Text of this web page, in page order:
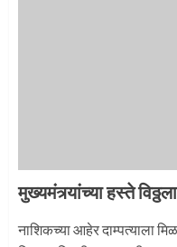
मुख्यमंत्र्यांच्या हस्ते
नाशिकच्या आहेर दाम्पत्याला